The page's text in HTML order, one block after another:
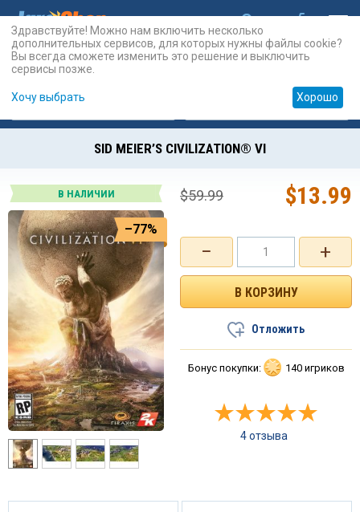
Карты Prepaid
SID MEIER’S CIVILIZATION® VI
В НАЛИЧИИ
–77%
+
−
$13.99
$59.99
Отложить
Бонус покупки: 140 игриков
4 отзыва
Здравствуйте! Можно нам включить несколько
дополнительных сервисов, для которых нужны файлы cookie?
Вы всегда сможете изменить это решение и выключить
сервисы позже.
Хочу выбрать Хорошо